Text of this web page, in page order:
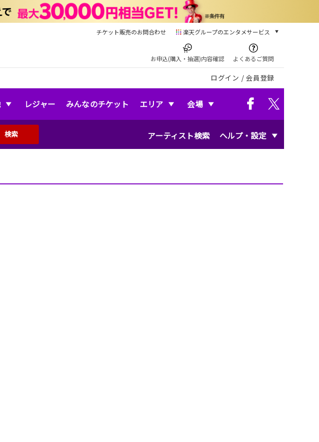
チケット販売のお問合わせ 楽天グループのエンタメサービス
本/ゲーム/CD/DVD
楽天ブックス
電子書籍
楽天Kobo
音楽配信
動画配信ガイド
お申込(購入・抽選)内容確認 よくあるご質問
ログイン / 会員登録
レジャー みんなのチケット エリア 会場
アーティスト検索 ヘルプ・設定
検索